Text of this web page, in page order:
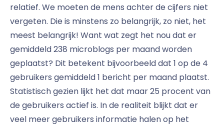
relatief. We moeten de mens achter de cijfers niet
vergeten. Die is minstens zo belangrijk, zo niet, het
meest belangrijk! Want wat zegt het nou dat er
gemiddeld 238 microblogs per maand worden
geplaatst? Dit betekent bijvoorbeeld dat 1 op de 4
gebruikers gemiddeld 1 bericht per maand plaatst.
Statistisch gezien lijkt het dat maar 25 procent van
de gebruikers actief is. In de realiteit blijkt dat er
veel meer gebruikers informatie halen op het